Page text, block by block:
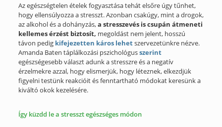
Az egészségtelen ételek fogyasztása tehát elsőre úgy tűnhet,
hogy ellensúlyozza a stresszt. Azonban csakúgy, mint a drogok,
az alkohol és a dohányzás,a stresszevés is csupán átmeneti
kellemes érzést biztosít, megoldást nem jelent, hosszú
távon pedig kifejezetten káros lehetszervezetünkre nézve.
Amanda Baten táplálkozási pszichológusszerint
egészségesebb választ adunk a stresszre és a negatív
érzelmekre azzal, hogy elismerjük, hogy léteznek, elkezdjük
figyelni testünk reakcióit és fenntartható módokat keresünk a
kiváltó okok kezelésére.
Így küzdd le a stresszt egészséges módon